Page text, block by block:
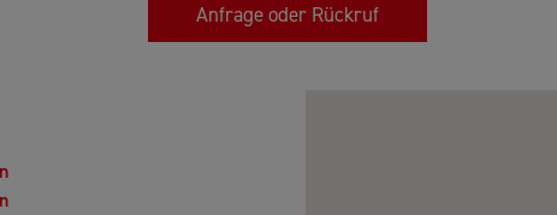
Anfrage oder Rückruf